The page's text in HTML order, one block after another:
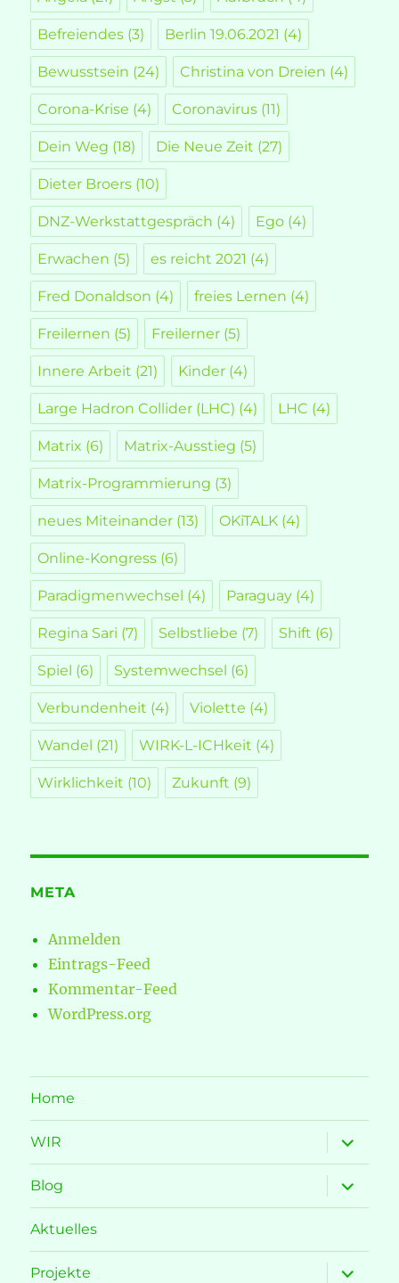
Befreiendes (3) Berlin 19.06.2021 (4)
Bewusstsein (24) Christina von Dreien (4)
Corona-Krise (4) Coronavirus (11)
Dein Weg (18) Die Neue Zeit (27)
Dieter Broers (10)
DNZ-Werkstattgespräch (4) Ego (4)
Erwachen (5) es reicht 2021 (4)
Fred Donaldson (4) freies Lernen (4)
Freilernen (5) Freilerner (5)
Innere Arbeit (21) Kinder (4)
Large Hadron Collider (LHC) (4) LHC (4)
Matrix (6) Matrix-Ausstieg (5)
Matrix-Programmierung (3)
neues Miteinander (13) OKiTALK (4)
Online-Kongress (6)
Paradigmenwechsel (4) Paraguay (4)
Regina Sari (7) Selbstliebe (7) Shift (6)
Spiel (6) Systemwechsel (6)
Verbundenheit (4) Violette (4)
Wandel (21) WIRK-L-ICHkeit (4)
Wirklichkeit (10) Zukunft (9)
META
Anmelden
Eintrags-Feed
Kommentar-Feed
WordPress.org
Home
WIR
öffnen
Blog
öffnen
Aktuelles
Projekte